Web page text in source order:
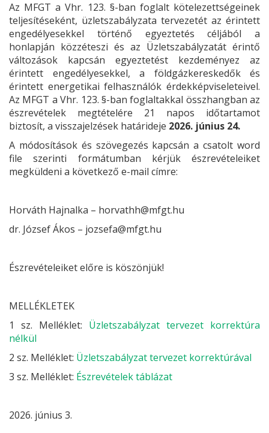
Az MFGT a Vhr. 123. §-ban foglalt kötelezettségeinek
teljesítéseként, üzletszabályzata tervezetét az érintett
engedélyesekkel történő egyeztetés céljából a
honlapján közzéteszi és az Üzletszabályzatát érintő
változások kapcsán egyeztetést kezdeményez az
érintett engedélyesekkel, a földgázkereskedők és
érintett energetikai felhasználók érdekképviseleteivel.
Az MFGT a Vhr. 123. §-ban foglaltakkal összhangban az
észrevételek megtételére 21 napos időtartamot
biztosít, a visszajelzések határideje 2026. június 24.
A módosítások és szövegezés kapcsán a csatolt word
file szerinti formátumban kérjük észrevételeiket
megküldeni a következő e-mail címre:
Horváth Hajnalka – horvathh@mfgt.hu
dr. József Ákos – jozsefa@mfgt.hu
Észrevételeiket előre is köszönjük!
MELLÉKLETEK
1 sz. Melléklet: Üzletszabályzat tervezet korrektúra
nélkül
2 sz. Melléklet: Üzletszabályzat tervezet korrektúrával
3 sz. Melléklet: Észrevételek táblázat
2026. június 3.